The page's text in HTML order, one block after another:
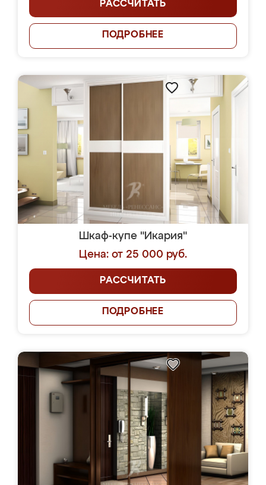
РАССЧИТАТЬ
ПОДРОБНЕЕ
Шкаф-купе "Икария"
Цена: от 25 000 руб.
РАССЧИТАТЬ
ПОДРОБНЕЕ